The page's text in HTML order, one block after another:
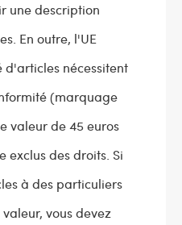
une description
En outre, l'UE
nécessitent
(marquage
valeur de 45 euros
exclus des droits. Si
à des particuliers
vous devez